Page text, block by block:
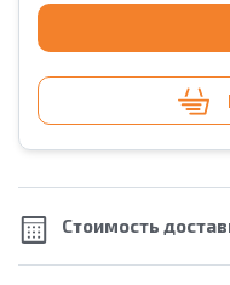
Стоимость